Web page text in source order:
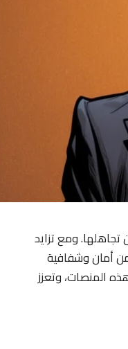
تجاهلها. ومع تزايد
من أمان وشفافية
المنصات، وتعزز